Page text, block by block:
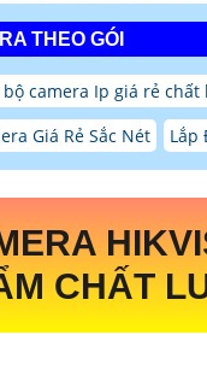
THEO GÓI
camera Ip giá rẻ chất
Giá Rẻ Sắc Nét
Lắp
CHẤT